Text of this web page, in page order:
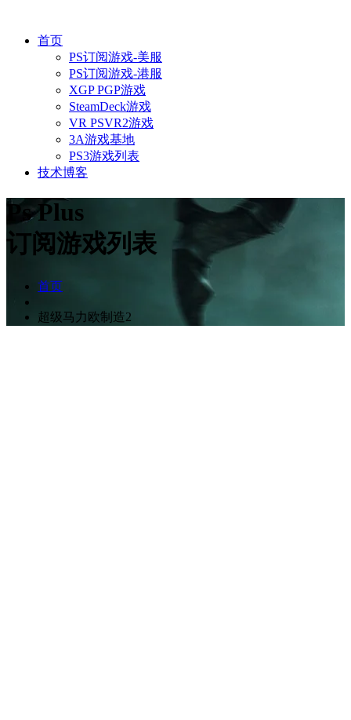
首页
PS订阅游戏-美服
PS订阅游戏-港服
XGP PGP游戏
SteamDeck游戏
VR PSVR2游戏
3A游戏基地
PS3游戏列表
技术博客
Ps Plus
订阅游戏列表
首页
超级马力欧制造2